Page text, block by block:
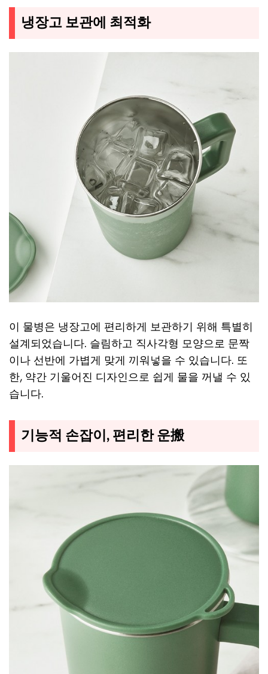
냉장고 보관에 최적화
이 물병은 냉장고에 편리하게 보관하기 위해 특별히
설계되었습니다. 슬림하고 직사각형 모양으로 문짝
이나 선반에 가볍게 맞게 끼워넣을 수 있습니다. 또
한, 약간 기울어진 디자인으로 쉽게 물을 꺼낼 수 있
습니다.
기능적 손잡이, 편리한 운搬